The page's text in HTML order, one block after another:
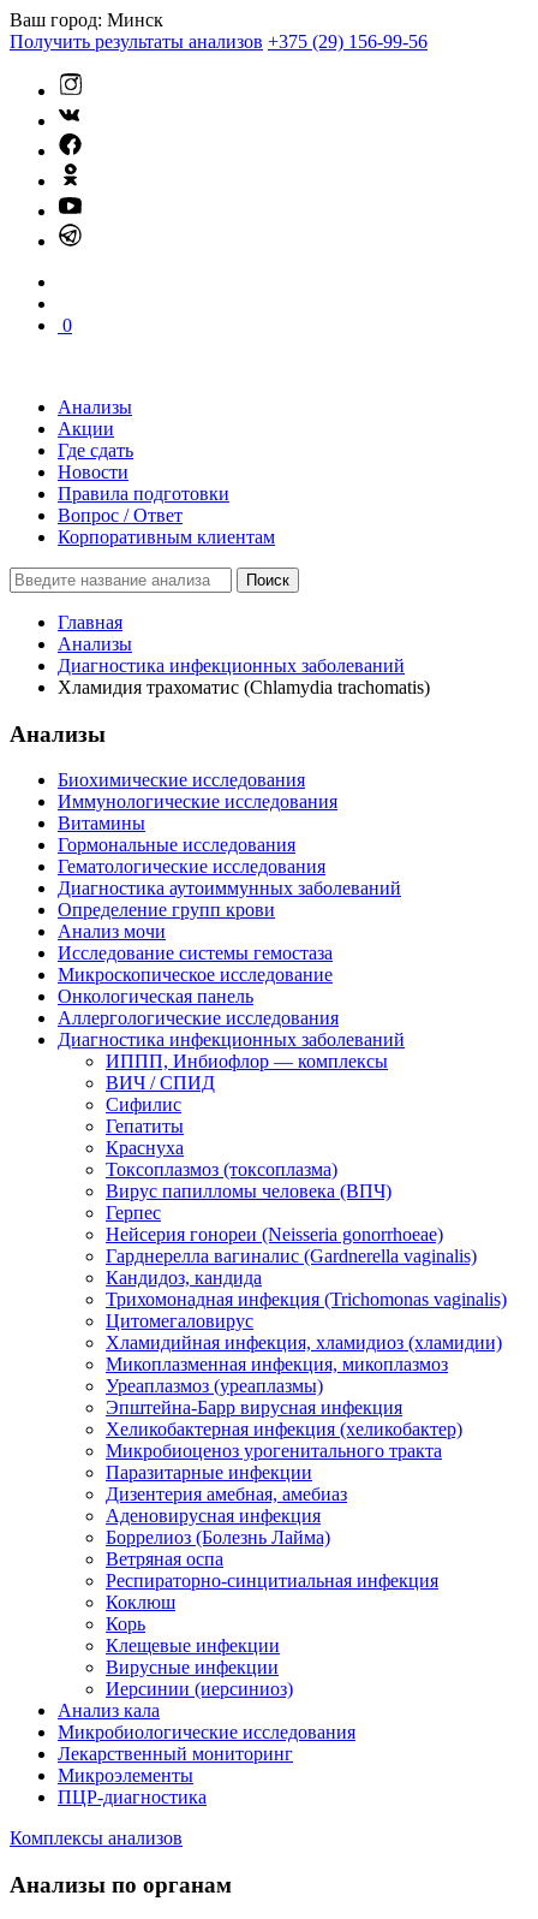
Ваш город: Минск
Получить результаты анализов +375 (29) 156-99-56
0
Анализы
Акции
Где сдать
Новости
Правила подготовки
Вопрос / Ответ
Корпоративным клиентам
Поиск
Главная
Анализы
Диагностика инфекционных заболеваний
Хламидия трахоматис (Chlamydia trachomatis)
Анализы
Биохимические исследования
Иммунологические исследования
Витамины
Гормональные исследования
Гематологические исследования
Диагностика аутоиммунных заболеваний
Определение групп крови
Анализ мочи
Исследование системы гемостаза
Микроскопическое исследование
Онкологическая панель
Аллергологические исследования
Диагностика инфекционных заболеваний
ИППП, Инбиофлор — комплексы
ВИЧ / СПИД
Сифилис
Гепатиты
Краснуха
Токсоплазмоз (токсоплазма)
Вирус папилломы человека (ВПЧ)
Герпес
Нейсерия гонореи (Neisseria gonorrhoeae)
Гарднерелла вагиналис (Gardnerella vaginalis)
Кандидоз, кандида
Трихомонадная инфекция (Trichomonas vaginalis)
Цитомегаловирус
Хламидийная инфекция, хламидиоз (хламидии)
Микоплазменная инфекция, микоплазмоз
Уреаплазмоз (уреаплазмы)
Эпштейна-Барр вирусная инфекция
Хеликобактерная инфекция (хеликобактер)
Микробиоценоз урогенитального тракта
Паразитарные инфекции
Дизентерия амебная, амебиаз
Аденовирусная инфекция
Боррелиоз (Болезнь Лайма)
Ветряная оспа
Респираторно-синцитиальная инфекция
Коклюш
Корь
Клещевые инфекции
Вирусные инфекции
Иерсинии (иерсиниоз)
Анализ кала
Микробиологические исследования
Лекарственный мониторинг
Микроэлементы
ПЦР-диагностика
Комплексы анализов
Анализы по органам